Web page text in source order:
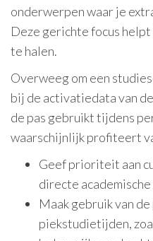
onderwerpen waar je
Deze gerichte focus
te halen.
Overweeg om een
bij de activatiedata van
de pas gebruikt tijdens
waarschijnlijk profiteert
Geef prioriteit aan
directe
Maak gebruik van
piekstudietijden,